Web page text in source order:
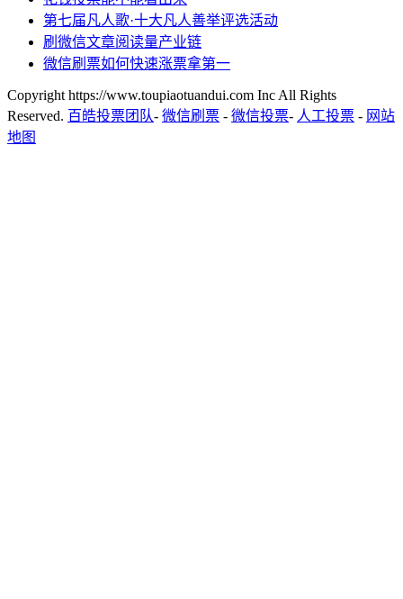
第七届凡人歌·十大凡人善举评选活动
刷微信文章阅读量产业链
微信刷票如何快速涨票拿第一
Copyright https://www.toupiaotuandui.com Inc All Rights
Reserved. 百皓投票团队- 微信刷票 - 微信投票- 人工投票 - 网站
地图